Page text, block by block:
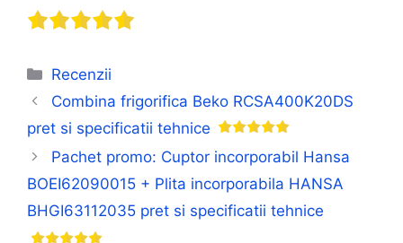
Categorii
Recenzii
Combina frigorifica Beko RCSA400K20DS
pret si specificatii tehnice
Pachet promo: Cuptor incorporabil Hansa
BOEI62090015 + Plita incorporabila HANSA
BHGI63112035 pret si specificatii tehnice